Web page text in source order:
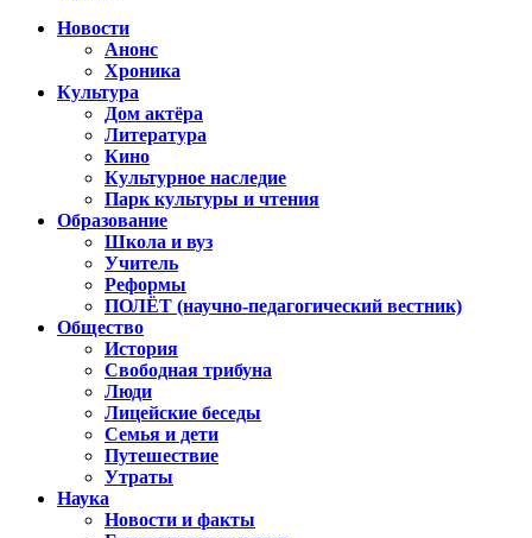
Новости
Анонс
Хроника
Культура
Дом актёра
Литература
Кино
Культурное наследие
Парк культуры и чтения
Образование
Школа и вуз
Учитель
Реформы
ПОЛЁТ (научно-педагогический вестник)
Общество
История
Свободная трибуна
Люди
Лицейские беседы
Семья и дети
Путешествие
Утраты
Наука
Новости и факты